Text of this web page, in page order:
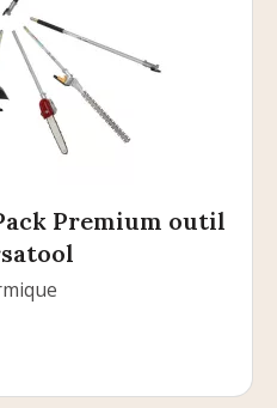
Premium outil